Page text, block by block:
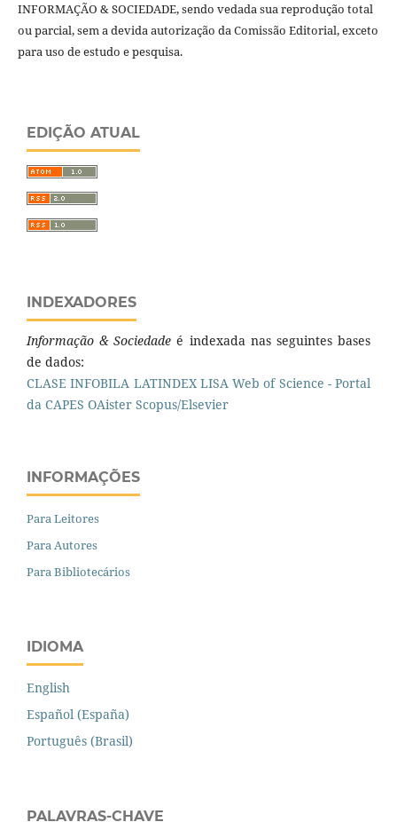
INFORMAÇÃO & SOCIEDADE, sendo vedada sua reprodução total
ou parcial, sem a devida autorização da Comissão Editorial, exceto
para uso de estudo e pesquisa.
EDIÇÃO ATUAL
INDEXADORES
Informação & Sociedadeé indexada nas seguintes bases
de dados:
CLASE INFOBILA LATINDEX LISA Web of Science - Portal
da CAPES OAister Scopus/Elsevier
INFORMAÇÕES
Para Leitores
Para Autores
Para Bibliotecários
IDIOMA
English
Español (España)
Português (Brasil)
PALAVRAS-CHAVE